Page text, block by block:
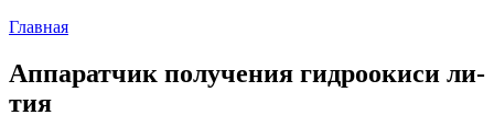
Главная
Ап­па­рат­чик по­луче­ния гид­ро­оки­си ли­
тия